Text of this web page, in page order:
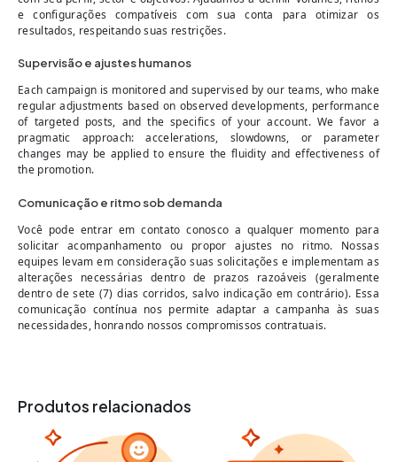
e configurações compatíveis com sua conta para otimizar os
resultados, respeitando suas restrições.
Supervisão e ajustes humanos
Each campaign is monitored and supervised by our teams, who make
regular adjustments based on observed developments, performance
of targeted posts, and the specifics of your account. We favor a
pragmatic approach: accelerations, slowdowns, or parameter
changes may be applied to ensure the fluidity and effectiveness of
the promotion.
Comunicação e ritmo sob demanda
Você pode entrar em contato conosco a qualquer momento para
solicitar acompanhamento ou propor ajustes no ritmo. Nossas
equipes levam em consideração suas solicitações e implementam as
alterações necessárias dentro de prazos razoáveis (geralmente
dentro de sete (7) dias corridos, salvo indicação em contrário). Essa
comunicação contínua nos permite adaptar a campanha às suas
necessidades, honrando nossos compromissos contratuais.
Produtos relacionados